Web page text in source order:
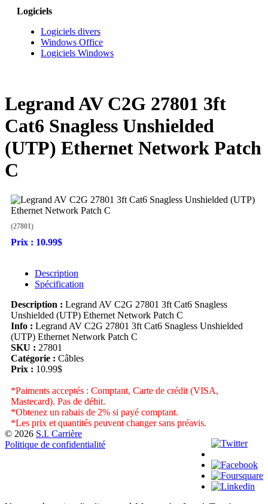
Logiciels
Logiciels divers
Windows Office
Logiciels Windows
Legrand AV C2G 27801 3ft
Cat6 Snagless Unshielded
(UTP) Ethernet Network Patch
C
(27801)
Prix : 10.99$
Description
Spécification
Description : Legrand AV C2G 27801 3ft Cat6 Snagless
Unshielded (UTP) Ethernet Network Patch C
Info : Legrand AV C2G 27801 3ft Cat6 Snagless Unshielded
(UTP) Ethernet Network Patch C
SKU : 27801
Catégorie : Câbles
Prix : 10.99$
*Paiments acceptés : Comptant, Carte de crédit (VISA,
Mastecard). Pas de débit.
*Obtenez un rabais de 2% si payé comptant.
*Les prix et quantités peuvent changer sans préavis.
© 2026 S.I. Carrière
Politique de confidentialité